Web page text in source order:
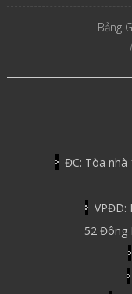
Bảng
ĐC: Tòa nhà
VPĐD:
52 Đông